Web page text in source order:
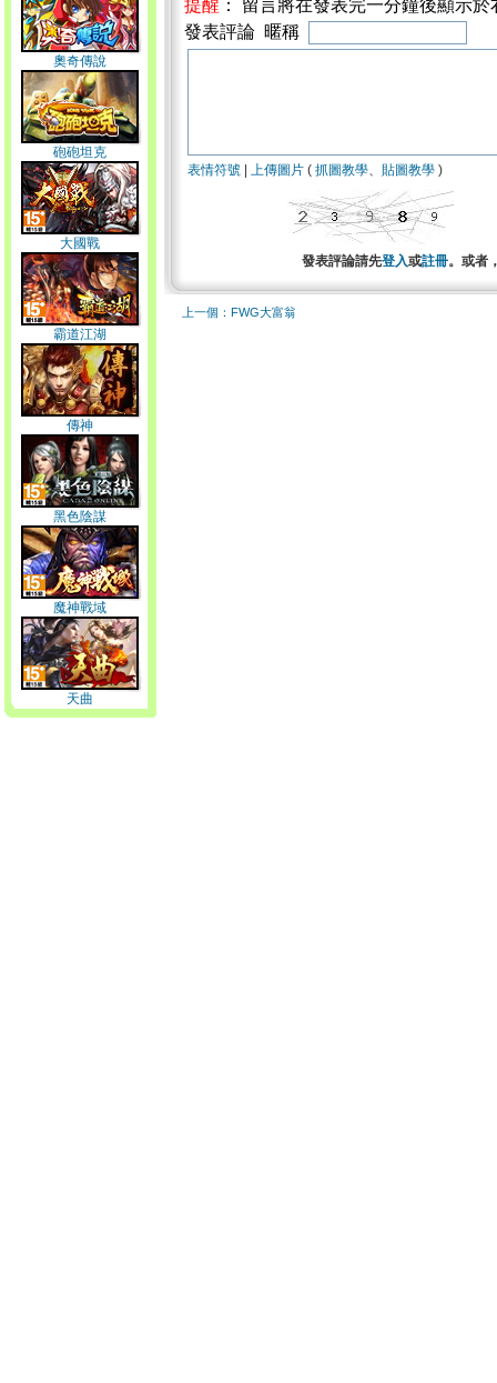
奧奇傳說
砲砲坦克
大國戰
霸道江湖
傳神
黑色陰謀
魔神戰域
天曲
提醒 ： 留言將在發表完一分鐘後顯示
發表評論 暱稱
表情符號 上傳圖片 ( 抓圖教學、 貼圖教學 )
發表評論請先登入或註冊。或者
上一個：FWG大富翁